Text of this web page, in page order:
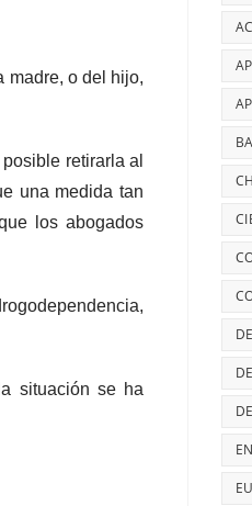
madre, o del hijo,
retirarla al
una medida tan
los abogados
situación se ha